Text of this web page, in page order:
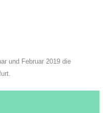
und Februar 2019 die